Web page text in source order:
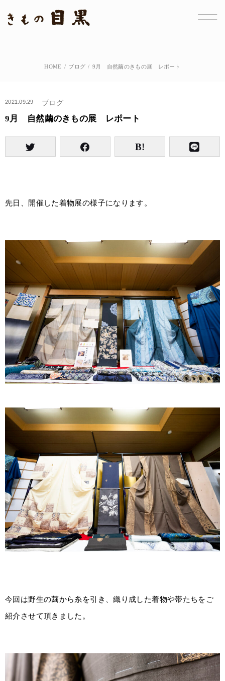
HOME ブログ 9月 自然繭のきもの展 レポート
2021.09.29 ブログ
9月 自然繭のきもの展 レポート
先日、開催した着物展の様子になります。
今回は野生の繭から糸を引き、織り成した着物や帯たちをご
紹介させて頂きました。